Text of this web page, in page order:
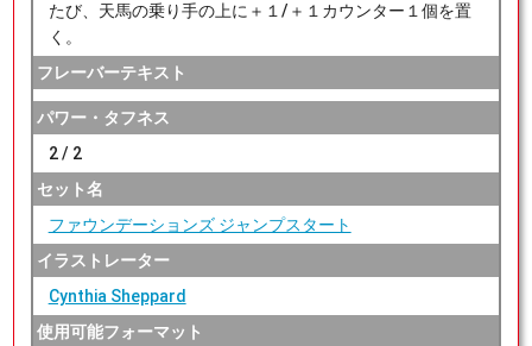
たび、天馬の乗り手の上に＋１/＋１カウンター１個を置
く。
フレーバーテキスト
パワー・タフネス
2 / 2
セット名
ファウンデーションズ ジャンプスタート
イラストレーター
Cynthia Sheppard
使用可能フォーマット